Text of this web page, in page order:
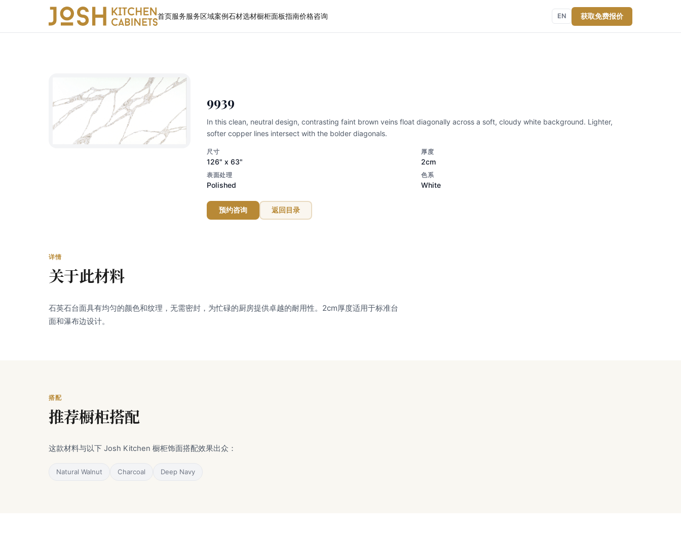
首页服务服务区域案例石材选材橱柜面板指南价格咨询 EN 获取免费报价
9939
In this clean, neutral design, contrasting faint brown veins float diagonally across a soft, cloudy white background. Lighter,
softer copper lines intersect with the bolder diagonals.
尺寸
126" x 63"
厚度
2cm
表面处理
Polished
色系
White
预约咨询 返回目录
详情
关于此材料
石英石台面具有均匀的颜色和纹理，无需密封，为忙碌的厨房提供卓越的耐用性。2cm厚度适用于标准台
面和瀑布边设计。
搭配
推荐橱柜搭配
这款材料与以下 Josh Kitchen 橱柜饰面搭配效果出众：
Natural Walnut Charcoal Deep Navy